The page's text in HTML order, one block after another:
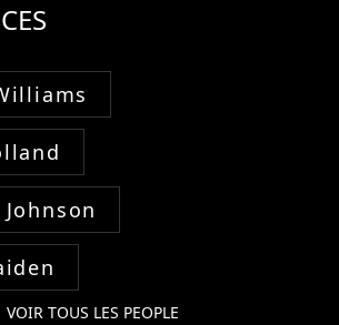
VOIR TOUS LES PEOPLE